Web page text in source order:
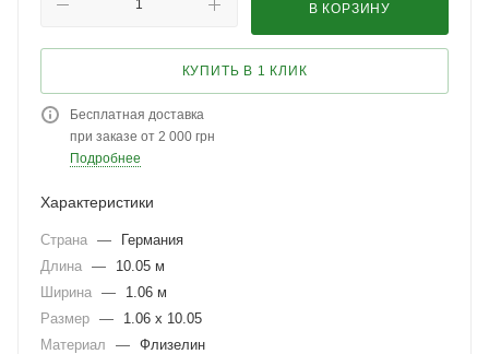
В КОРЗИНУ
КУПИТЬ В 1 КЛИК
Бесплатная доставка
при заказе от 2 000 грн
Подробнее
Характеристики
Страна —
Германия
Длина —
10.05 м
Ширина —
1.06 м
Размер —
1.06 x 10.05
Материал
— Флизелин